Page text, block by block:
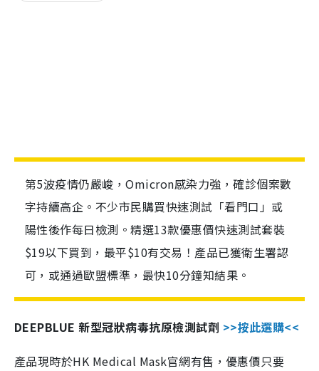
第5波疫情仍嚴峻，Omicron感染力強，確診個案數
字持續高企。不少市民購買快速測試「看門口」或
陽性後作每日檢測。精選13款優惠價快速測試套裝
$19以下買到，最平$10有交易！產品已獲衛生署認
可，或通過歐盟標準，最快10分鐘知結果。
DEEPBLUE 新型冠狀病毒抗原檢測試劑 >>按此選購<<
產品現時於HK Medical Mask官網有售，優惠價只要